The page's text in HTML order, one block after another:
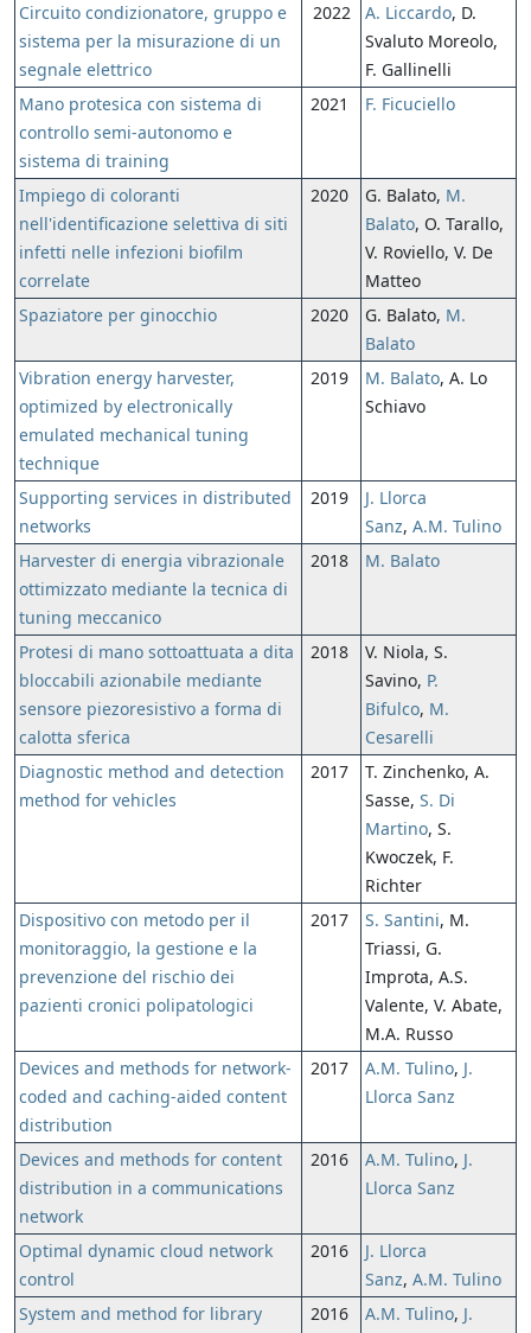
Circuito condizionatore, gruppo e
sistema per la misurazione di un
segnale elettrico
2022 A. Liccardo, D.
Svaluto Moreolo,
F. Gallinelli
Mano protesica con sistema di
controllo semi-autonomo e
sistema di training
2021 F. Ficuciello
Impiego di coloranti
nell'identificazione selettiva di siti
infetti nelle infezioni biofilm
correlate
2020 G. Balato, M.
Balato, O. Tarallo,
V. Roviello, V. De
Matteo
Spaziatore per ginocchio
2020 G. Balato, M.
Balato
Vibration energy harvester,
optimized by electronically
emulated mechanical tuning
technique
2019 M. Balato, A. Lo
Schiavo
Supporting services in distributed
networks
2019
J. Llorca
Sanz, A.M. Tulino
Harvester di energia vibrazionale
ottimizzato mediante la tecnica di
tuning meccanico
2018 M. Balato
Protesi di mano sottoattuata a dita
bloccabili azionabile mediante
sensore piezoresistivo a forma di
calotta sferica
2018
V. Niola, S.
Savino, P.
Bifulco, M.
Cesarelli
Diagnostic method and detection
method for vehicles
2017
T. Zinchenko, A.
Sasse, S. Di
Martino, S.
Kwoczek, F.
Richter
Dispositivo con metodo per il
monitoraggio, la gestione e la
prevenzione del rischio dei
pazienti cronici polipatologici
2017 S. Santini, M.
Triassi, G.
Improta, A.S.
Valente, V. Abate,
M.A. Russo
Devices and methods for network-
coded and caching-aided content
distribution
2017 A.M. Tulino, J.
Llorca Sanz
Devices and methods for content
distribution in a communications
network
2016 A.M. Tulino, J.
Llorca Sanz
Optimal dynamic cloud network
control
2016
J. Llorca
Sanz, A.M. Tulino
System and method for library
2016 A.M. Tulino, J.